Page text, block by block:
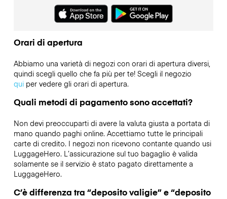
Orari di apertura
Abbiamo una varietà di negozi con orari di apertura diversi,
quindi scegli quello che fa più per te! Scegli il negozio
quiper vedere gli orari di apertura.
Quali metodi di pagamento sono accettati?
Non devi preoccuparti di avere la valuta giusta a portata di
mano quando paghi online. Accettiamo tutte le principali
carte di credito. I negozi non ricevono contante quando usi
LuggageHero. L’assicurazione sul tuo bagaglio è valida
solamente se il servizio è stato pagato direttamente a
LuggageHero.
C’è differenza tra “deposito valigie” e “deposito